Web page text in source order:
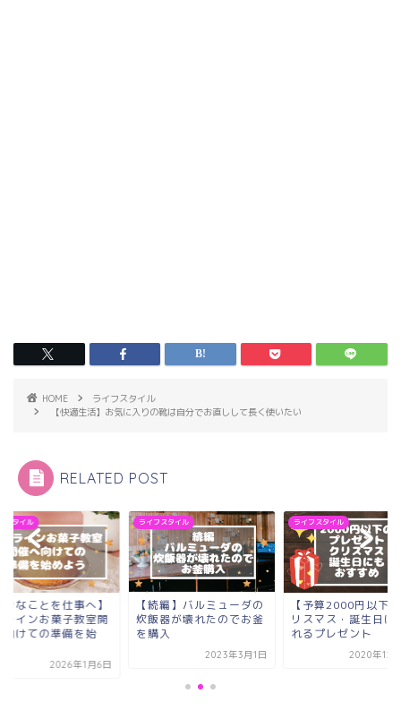
HOME
ライフスタイル
【快適生活】お気に入りの靴は自分でお直しして長く使いたい
RELATED POST
スタイル
なことを仕事へ】
ラインお菓子教室開
向けての準備を始
2026年1月6日
ライフスタイル
【続編】バルミューダの
炊飯器が壊れたのでお釜
を購入
2023年3月1日
ライフスタイル
【予算2000円以下
リスマス・誕生日に
れるプレゼント
2020年12